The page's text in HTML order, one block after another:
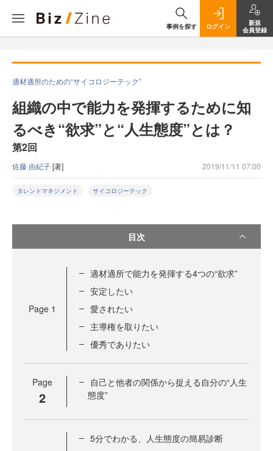
事例を探す ログイン
新規
会員登録
適材適所のための“サイコロジーテック”
組織の中で能力を発揮するために知
るべき“欲求”と“人生態度”とは？
第2回
佐藤 由紀子[著] 2019/11/11 07:00
タレントマネジメント サイコロジーテック
目次
Page 1
適材適所で能力を発揮する4つの“欲求”
安定したい
愛されたい
主導権を取りたい
優秀でありたい
Page
2
自己と他者の関係から捉える自分の“人生
態度”
5分でわかる、人生態度の簡易診断